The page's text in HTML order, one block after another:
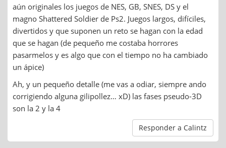
aún originales los juegos de NES, GB, SNES, DS y el
magno Shattered Soldier de Ps2. Juegos largos, difíciles,
divertidos y que suponen un reto se hagan con la edad
que se hagan (de pequeño me costaba horrores
pasarmelos y es algo que con el tiempo no ha cambiado
un ápice)
Ah, y un pequeño detalle (me vas a odiar, siempre ando
corrigiendo alguna gilipollez… xD) las fases pseudo-3D
son la 2 y la 4
Responder a Calintz